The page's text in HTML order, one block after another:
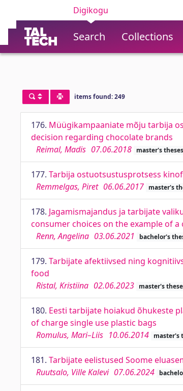
Digikogu
Search Collections
items found: 249
176. Müügikampaaniate mõju tarbija
decision regarding chocolate brands
Reimal, Madis 07.06.2018 master's theses
177. Tarbija ostuotsustusprotsess
Remmelgas, Piret 06.06.2017 master's
178. Jagamismajandus ja tarbijate
consumer choices on the example of a
Renn, Angelina 03.06.2021 bachelor's
179. Tarbijate afektiivsed ning
food
Ristal, Kristiina 02.06.2023 master's
180. Eesti tarbijate hoiakud õhukeste
of charge single use plastic bags
Romulus, Mari–Liis 10.06.2014 master's
181. Tarbijate eelistused Soome
Ruutsalo, Ville Kalevi 07.06.2024